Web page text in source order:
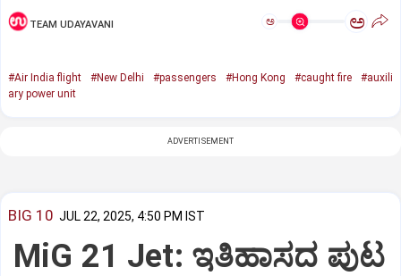
TEAM UDAYAVANI ಅ ಅ
#Air India flight #New Delhi #passengers #Hong Kong #caught fire
#auxili
ary power unit
ADVERTISEMENT
BIG 10 JUL 22, 2025, 4:50 PM IST
MiG 21 Jet: ಇತಿಹಾಸದ ಪುಟ